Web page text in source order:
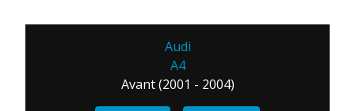
Audi
A4
Avant (2001 - 2004)